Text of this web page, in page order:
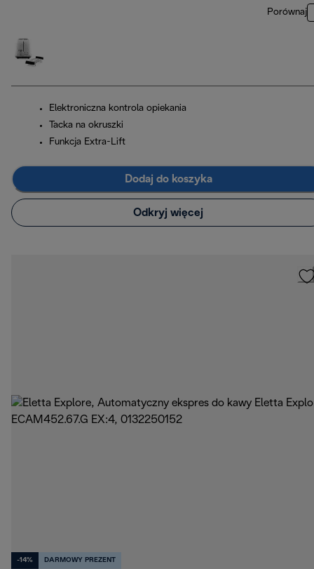
Porównaj
Elektroniczna kontrola opiekania
Tacka na okruszki
Funkcja Extra-Lift
Dodaj do koszyka
Odkryj więcej
-14% DARMOWY PREZENT